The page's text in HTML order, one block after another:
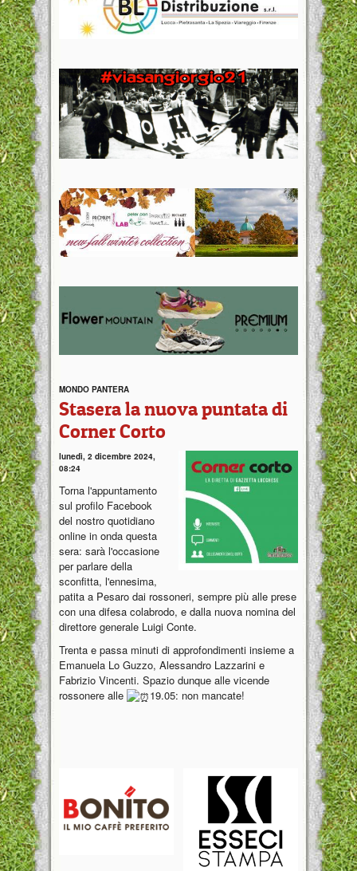
MONDO PANTERA
Stasera la nuova puntata di
Corner Corto
lunedì, 2 dicembre 2024,
08:24
Torna l'appuntamento
sul profilo Facebook
del nostro quotidiano
online in onda questa
sera: sarà l'occasione
per parlare della
sconfitta, l'ennesima,
patita a Pesaro dai rossoneri, sempre più alle prese
con una difesa colabrodo, e dalla nuova nomina del
direttore generale Luigi Conte.
Trenta e passa minuti di approfondimenti insieme a
Emanuela Lo Guzzo, Alessandro Lazzarini e
Fabrizio Vincenti. Spazio dunque alle vicende
rossonere alle
19.05: non mancate!